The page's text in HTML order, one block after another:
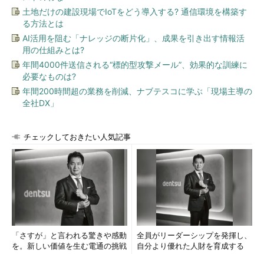
土地だけの建設現場でIoTをどう導入する? 通信環境を構築す
る方法とは
AI活用を阻む「ナレッジの断片化」、成果を引き出す情報活
用の仕組みとは?
年間4000件送信される“標的型攻撃メール”、効果的な訓練に
必要なものは?
年間200時間超の業務を削減、ナブテスコに学ぶ「現場主導の
全社DX」
チェックしておきたい人気記事
「さすが」と言われる驚きや感動
を。新しい価値を生む電通の挑戦
全員がリーダーシップを発揮し、
自分より優れた人財を育成する